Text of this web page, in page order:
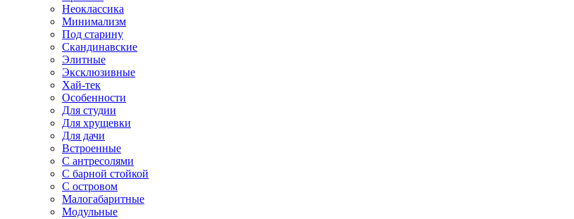
Неоклассика
Минимализм
Под старину
Скандинавские
Элитные
Эксклюзивные
Хай-тек
Особенности
Для студии
Для хрущевки
Для дачи
Встроенные
С антресолями
С барной стойкой
С островом
Малогабаритные
Модульные